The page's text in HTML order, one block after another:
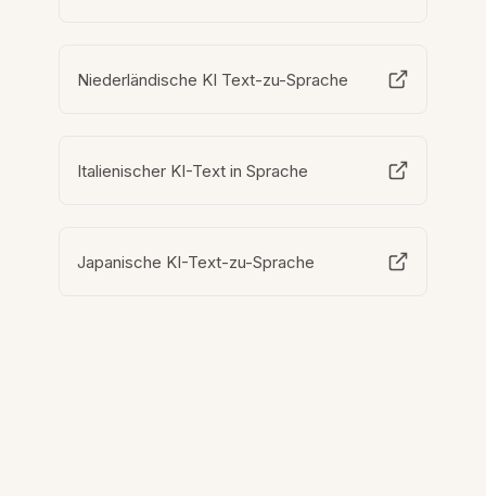
Niederländische KI Text-zu-Sprache
Italienischer KI-Text in Sprache
Japanische KI-Text-zu-Sprache